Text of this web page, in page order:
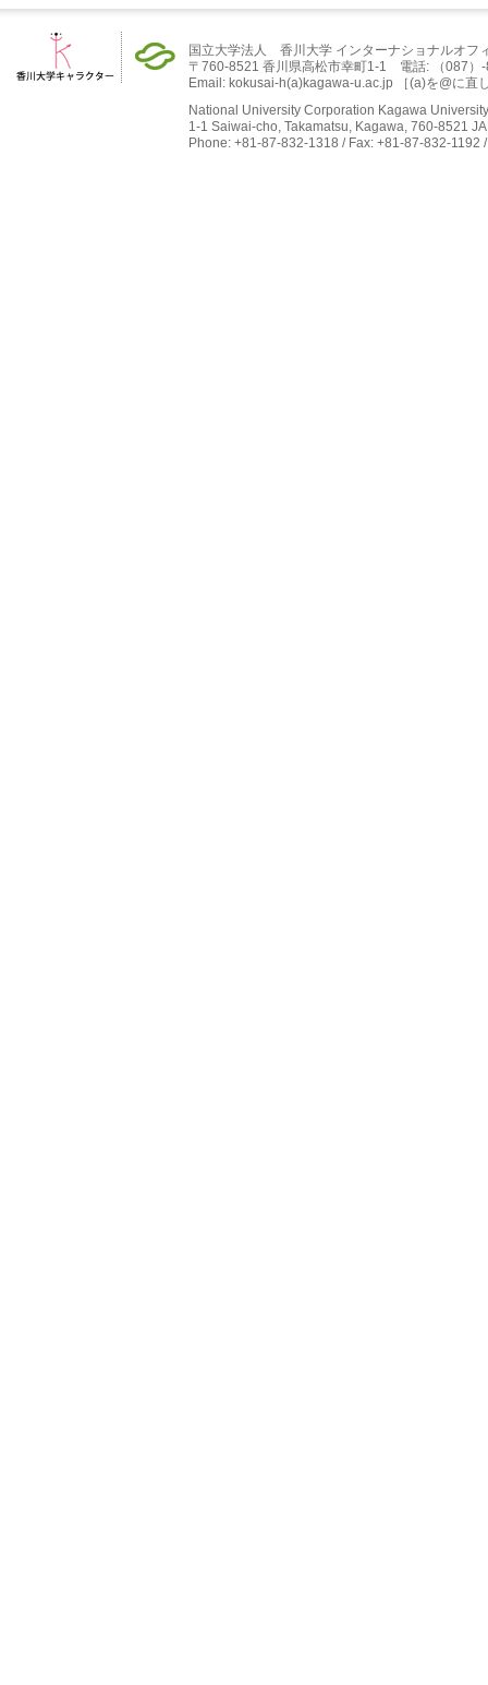
国立大学法人 香川大学 インターナショナルオフ
〒760-8521 香川県高松市幸町1-1 電話: （087）
Email: kokusai-h(a)kagawa-u.ac.jp ［(a)を@に直
National University Corporation Kagawa
1-1 Saiwai-cho, Takamatsu, Kagawa, 760-8521
Phone: +81-87-832-1318 / Fax: +81-87-832-